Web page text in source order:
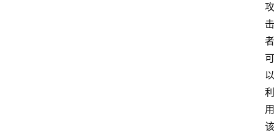
攻
击
者
可
以
利
用
该